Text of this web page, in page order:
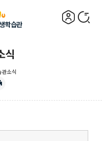
학습관
식
관소식